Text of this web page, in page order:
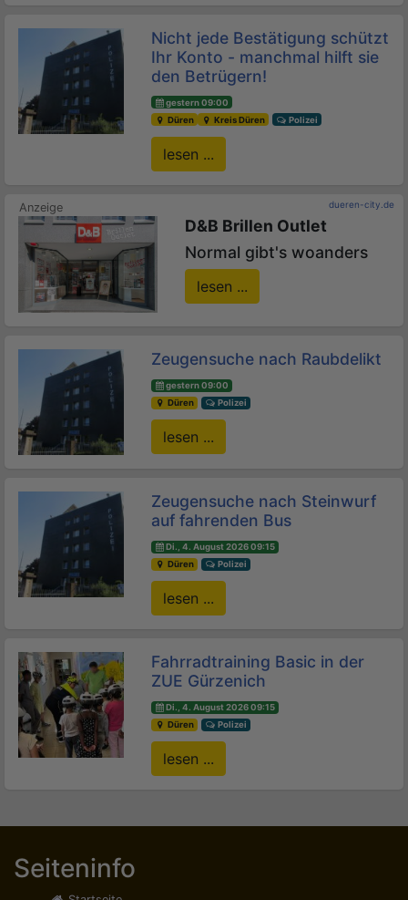
Nicht jede Bestätigung schützt
Ihr Konto - manchmal hilft sie
den Betrügern!
gestern 09:00
Düren
Kreis Düren Polizei
lesen ...
dueren-city.de
D&B Brillen Outlet
Normal gibt's woanders
lesen ...
Zeugensuche nach Raubdelikt
gestern 09:00
Düren
Polizei
lesen ...
Zeugensuche nach Steinwurf
auf fahrenden Bus
Di., 4. August 2026 09:15
Düren
Polizei
lesen ...
Fahrradtraining Basic in der
ZUE Gürzenich
Di., 4. August 2026 09:15
Düren
Polizei
lesen ...
Seiteninfo